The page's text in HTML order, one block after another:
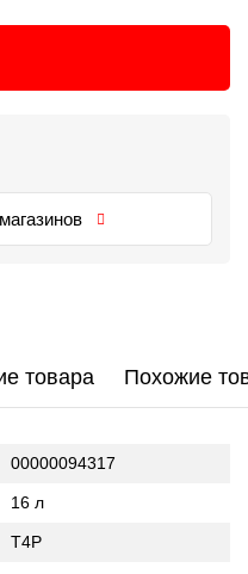
товара Похожие
00000094317
16 л
T4P